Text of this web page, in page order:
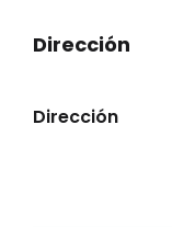
Dirección
Dirección